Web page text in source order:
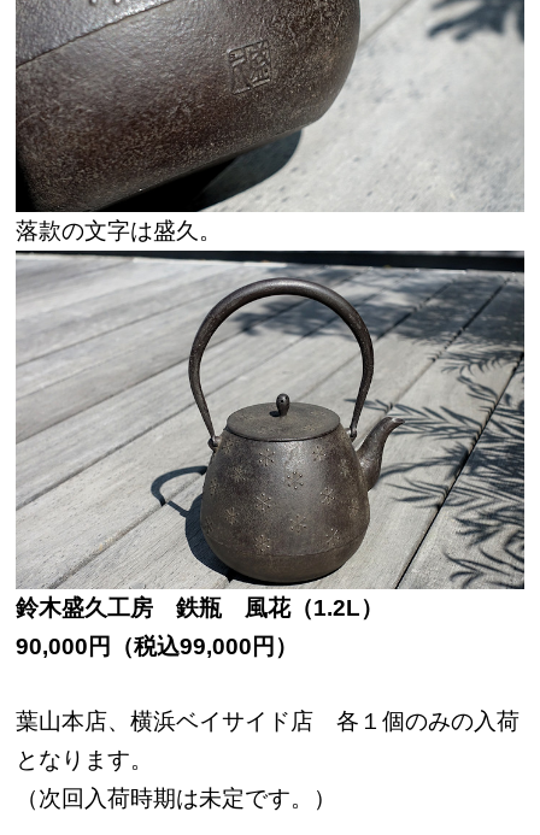
落款の文字は盛久。
鈴木盛久工房 鉄瓶 風花（1.2L）
90,000円（税込99,000円）
葉山本店、横浜ベイサイド店 各１個のみの入荷
となります。
（次回入荷時期は未定です。）